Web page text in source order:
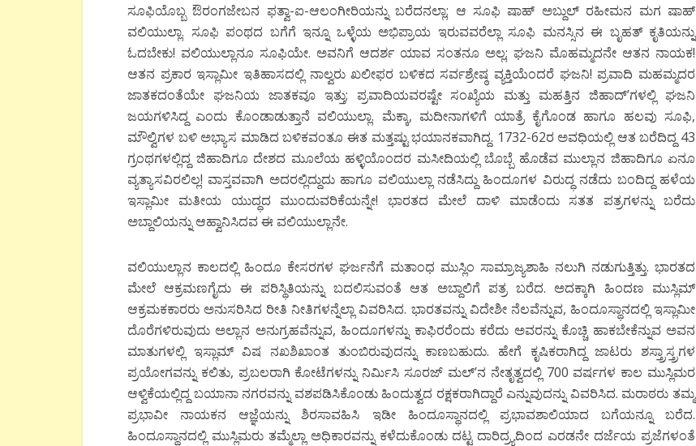
ಸೂಫಿಯೊಬ್ಬ ಔರಂಗಜೇಬನ ಫತ್ವಾ-ಐ-ಆಲಂಗೀರಿಯನ್ನು ಬರೆದನಲ್ಲಾ; ಆ ಸೂಫಿ ಷಾಹ್ ಅಬ್ದುಲ್ ರಹೀಮನ ಮಗ ಷಾಹ್
ವಲಿಯುಲ್ಲಾ. ಸೂಫಿ ಪಂಥದ ಬಗೆಗೆ ಇನ್ನೂ ಒಳ್ಳೆಯ ಅಭಿಪ್ರಾಯ ಇರುವವರೆಲ್ಲಾ ಸೂಫಿ ಮನಸ್ಸಿನ ಈ ಬೃಹತ್ ಕೃತಿಯನ್ನು
ಓದಬೇಕು! ವಲಿಯುಲ್ಲಾನೂ ಸೂಫಿಯೇ. ಅವನಿಗೆ ಆದರ್ಶ ಯಾವ ಸಂತನೂ ಅಲ್ಲ; ಘಜನಿ ಮೊಹಮ್ಮದನೇ ಆತನ ನಾಯಕ!
ಆತನ ಪ್ರಕಾರ ಇಸ್ಲಾಮೀ ಇತಿಹಾಸದಲ್ಲಿ ನಾಲ್ವರು ಖಲೀಫರ ಬಳಿಕದ ಸರ್ವಶ್ರೇಷ್ಠ ವ್ಯಕ್ತಿಯೆಂದರೆ ಘಜನಿ! ಪ್ರವಾದಿ ಮಹಮ್ಮದರ
ಜಾತಕದಂತೆಯೇ ಘಜನಿಯ ಜಾತಕವೂ ಇತ್ತು; ಪ್ರವಾದಿಯವರಷ್ಟೇ ಸಂಖ್ಯೆಯ ಮತ್ತು ಮಹತ್ತಿನ ಜಿಹಾದ್’ಗಳಲ್ಲಿ ಘಜನಿ
ಜಯಗಳಿಸಿದ್ದ ಎಂದು ಕೊಂಡಾಡುತ್ತಾನೆ ವಲಿಯುಲ್ಲಾ. ಮೆಕ್ಕಾ, ಮದೀನಾಗಳಿಗೆ ಯಾತ್ರೆ ಕೈಗೊಂಡ ಹಾಗೂ ಹಲವು ಸೂಫಿ,
ಮೌಲ್ವಿಗಳ ಬಳಿ ಅಭ್ಯಾಸ ಮಾಡಿದ ಬಳಿಕವಂತೂ ಈತ ಮತ್ತಷ್ಟು ಭಯಾನಕವಾಗಿದ್ದ. 1732-62ರ ಅವಧಿಯಲ್ಲಿ ಆತ ಬರೆದಿದ್ದ 43
ಗ್ರಂಥಗಳಲ್ಲಿದ್ದ ಜಿಹಾದಿಗೂ ದೇಶದ ಮೂಲೆಯ ಹಳ್ಳಿಯೊಂದರ ಮಸೀದಿಯಲ್ಲಿ ಬೊಬ್ಬೆ ಹೊಡೆವ ಮುಲ್ಲಾನ ಜಿಹಾದಿಗೂ ಏನೂ
ವ್ಯತ್ಯಾಸವಿರಲಿಲ್ಲ! ವಾಸ್ತವವಾಗಿ ಅದರಲ್ಲಿದ್ದುದು ಹಾಗೂ ವಲಿಯುಲ್ಲಾ ನಡೆಸಿದ್ದು ಹಿಂದೂಗಳ ವಿರುದ್ಧ ನಡೆದು ಬಂದಿದ್ದ ಹಳೆಯ
ಇಸ್ಲಾಮೀ ಮತೀಯ ಯುದ್ಧದ ಮುಂದುವರಿಕೆಯನ್ನೇ! ಭಾರತದ ಮೇಲೆ ದಾಳಿ ಮಾಡೆಂದು ಸತತ ಪತ್ರಗಳನ್ನು ಬರೆದು
ಅಬ್ದಾಲಿಯನ್ನು ಆಹ್ವಾನಿಸಿದವ ಈ ವಲಿಯುಲ್ಲಾನೇ.
ವಲಿಯುಲ್ಲಾನ ಕಾಲದಲ್ಲಿ ಹಿಂದೂ ಕೇಸರಗಳ ಘರ್ಜನೆಗೆ ಮತಾಂಧ ಮುಸ್ಲಿಂ ಸಾಮ್ರಾಜ್ಯಶಾಹಿ ನಲುಗಿ ನಡುಗುತ್ತಿತ್ತು. ಭಾರತದ
ಮೇಲೆ ಆಕ್ರಮಣಗೈದು ಈ ಪರಿಸ್ಥಿತಿಯನ್ನು ಬದಲಿಸುವಂತೆ ಆತ ಅಬ್ದಾಲಿಗೆ ಪತ್ರ ಬರೆದ. ಅದಕ್ಕಾಗಿ ಹಿಂದಣ ಮುಸ್ಲಿಮ್
ಆಕ್ರಮಕಕಾರರು ಅನುಸರಿಸಿದ ರೀತಿ ನೀತಿಗಳನ್ನೆಲ್ಲಾ ವಿವರಿಸಿದ. ಭಾರತವನ್ನು ವಿದೇಶೀ ನೆಲವೆನ್ನುವ, ಹಿಂದೂಸ್ಥಾನದಲ್ಲಿ ಇಸ್ಲಾಮೀ
ದೊರೆಗಳಿರುವುದು ಅಲ್ಲಾನ ಅನುಗ್ರಹವೆನ್ನುವ, ಹಿಂದೂಗಳನ್ನು ಕಾಫಿರರೆಂದು ಕರೆದು ಅವರನ್ನು ಕೊಚ್ಚಿ ಹಾಕಬೇಕೆನ್ನುವ ಅವನ
ಮಾತುಗಳಲ್ಲಿ ಇಸ್ಲಾಮ್ ವಿಷ ನಖಶಿಖಾಂತ ತುಂಬಿರುವುದನ್ನು ಕಾಣಬಹುದು. ಹೇಗೆ ಕೃಷಿಕರಾಗಿದ್ದ ಜಾಟರು ಶಸ್ತ್ರಾಸ್ತ್ರಗಳ
ಪ್ರಯೋಗವನ್ನು ಕಲಿತು, ಪ್ರಬಲರಾಗಿ ಕೋಟೆಗಳನ್ನು ನಿರ್ಮಿಸಿ ಸೂರಜ್ ಮಲ್’ನ ನೇತೃತ್ವದಲ್ಲಿ 700 ವರ್ಷಗಳ ಕಾಲ ಮುಸ್ಲಿಮರ
ಆಳ್ವಿಕೆಯಲ್ಲಿದ್ದ ಬಯಾನಾ ನಗರವನ್ನು ವಶಪಡಿಸಿಕೊಂಡು ಹಿಂದುತ್ವದ ರಕ್ಷಕರಾಗಿದ್ದಾರೆ ಎನ್ನುವುದನ್ನು ವಿವರಿಸಿದ. ಮರಾಠರು ತಮ್ಮ
ಪ್ರಭಾವೀ ನಾಯಕನ ಆಜ್ಞೆಯನ್ನು ಶಿರಸಾವಹಿಸಿ ಇಡೀ ಹಿಂದೂಸ್ಥಾನದಲ್ಲಿ ಪ್ರಭಾವಶಾಲಿಯಾದ ಬಗೆಯನ್ನೂ ಬರೆದ.
ಹಿಂದೂಸ್ಥಾನದಲ್ಲಿ ಮುಸ್ಲಿಮರು ತಮ್ಮೆಲ್ಲಾ ಅಧಿಕಾರವನ್ನು ಕಳೆದುಕೊಂಡು ದಟ್ಟ ದಾರಿದ್ರ್ಯದಿಂದ ಎರಡನೇ ದರ್ಜೆಯ ಪ್ರಜೆಗಳಂತೆ